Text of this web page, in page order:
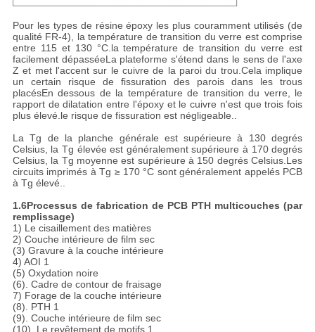
Pour les types de résine époxy les plus couramment utilisés (de
qualité FR-4), la température de transition du verre est comprise
entre 115 et 130 °C.la température de transition du verre est
facilement dépasséeLa plateforme s'étend dans le sens de l'axe
Z et met l'accent sur le cuivre de la paroi du trou.Cela implique
un certain risque de fissuration des parois dans les trous
placésEn dessous de la température de transition du verre, le
rapport de dilatation entre l'époxy et le cuivre n'est que trois fois
plus élevé.le risque de fissuration est négligeable..
La Tg de la planche générale est supérieure à 130 degrés
Celsius, la Tg élevée est généralement supérieure à 170 degrés
Celsius, la Tg moyenne est supérieure à 150 degrés Celsius.Les
circuits imprimés à Tg ≥ 170 °C sont généralement appelés PCB
à Tg élevé..
1.6Processus de fabrication de PCB PTH multicouches (par
remplissage)
1) Le cisaillement des matières
2) Couche intérieure de film sec
(3) Gravure à la couche intérieure
4) AOI 1
(5) Oxydation noire
(6). Cadre de contour de fraisage
7) Forage de la couche intérieure
(8). PTH 1
(9). Couche intérieure de film sec
(10). Le revêtement de motifs 1